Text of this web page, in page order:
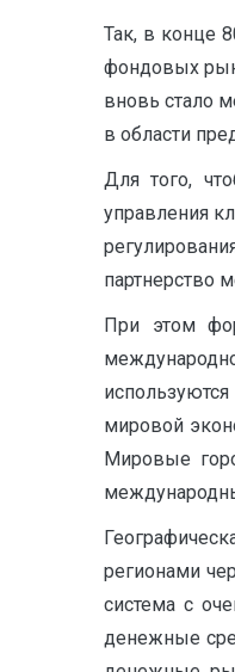
Так, в конце
фондовых
вновь стало
в области
Для того,
управления
партнерство
При этом
мировой
Мировые
регионами
система с
денежные